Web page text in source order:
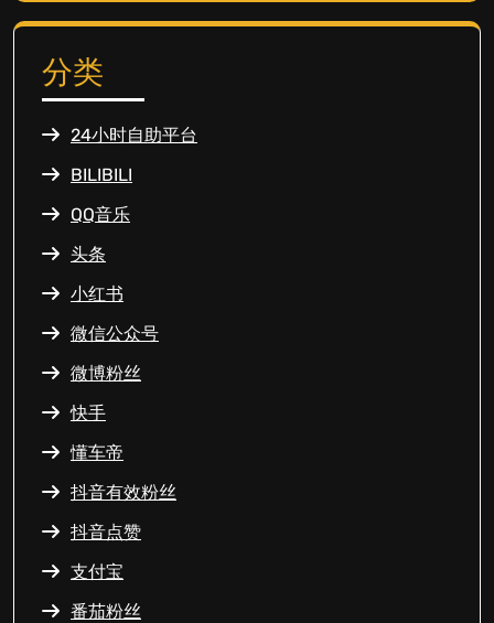
分类
24小时自助平台
BILIBILI
QQ音乐
头条
小红书
微信公众号
微博粉丝
快手
懂车帝
抖音有效粉丝
抖音点赞
支付宝
番茄粉丝